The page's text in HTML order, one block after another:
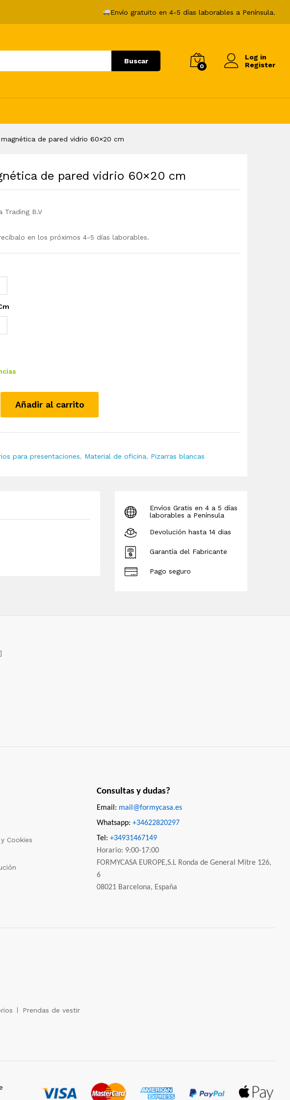
Envío gratuito en 4-5 días laborables a Península.
Buscar
0
Log in
Register
magnética de pared vidrio 60×20 cm
de pared vidrio 60×20 cm
Trading B.V
en los próximos 4-5 días laborables.
Añadir al carrito
para presentaciones, Material de oficina, Pizarras blancas
Envíos Gratis en 4 a 5 días
laborables a Península
Devolución hasta 14 dias
Garantía del Fabricante
Pago seguro
Cookies
Consultas y dudas?
Email: mail@formycasa.es
Whatsapp: +34622820297
Tel: +34931467149
Horario: 9:00-17:00
FORMYCASA EUROPE,S.L Ronda de General Mitre 126,
6
08021 Barcelona, España
Prendas de vestir
22,99€ Añadir al carrito